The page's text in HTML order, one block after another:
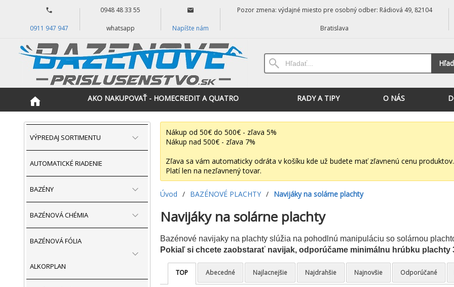
0911 947 947
0948 48 33 55
whatsapp Napíšte nám
Pozor zmena: výdajné miesto pre osobný odber: Rádiová 49, 82104
Bratislava
AKO NAKUPOVAŤ - HOMECREDIT A QUATRO RADY A TIPY O NÁS
VÝPREDAJ SORTIMENTU
AUTOMATICKÉ RIADENIE
BAZÉNY
BAZÉNOVÁ CHÉMIA
BAZÉNOVÁ FÓLIA
ALKORPLAN
Nákup od 50€ do 500€ - zľava 5%
Nákup nad 500€ - zľava 7%
Zľava sa vám automaticky odráta v košíku kde už budete mať zľavnenú cenu produktov.
Platí len na nezľavnený tovar.
Úvod / BAZÉNOVÉ PLACHTY / Navijáky na solárne plachty
Navijáky na solárne plachty
Bazénové navijaky na plachty slúžia na pohodlnú manipuláciu so solárnou
Pokiaľ si chcete zaobstarať navijak, odporúčame minimálnu hrúbku plachty
TOP Abecedné Najlacnejšie Najdrahšie Najnovšie Odporúčané